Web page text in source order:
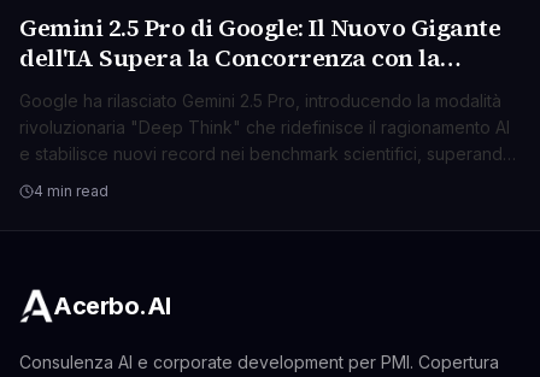
AI & ML
Gemini 2.5 Pro di Google: Il Nuovo Gigante
dell'IA Supera la Concorrenza con la
Modalità "Deep Think"
Google ha rilasciato Gemini 2.5 Pro, introducendo la modalità
rivoluzionaria "Deep Think" che ridefinisce il ragionamento AI
e stabilisce nuovi record nei benchmark scientifici, superando
i rivali.
4 min read
Acerbo.AI
Consulenza AI e corporate development per PMI. Copertura